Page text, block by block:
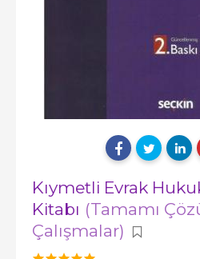
Kıymetli Evrak
Kitabı (Tamamı
Çalışmalar)